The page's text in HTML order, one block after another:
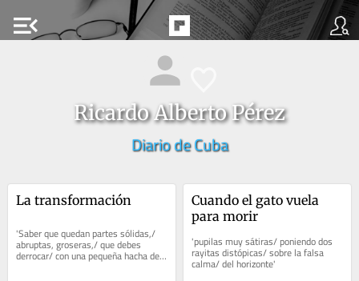
menu_open
Ricardo Alberto Pérez
Diario de Cuba
La transformación
'Saber que quedan partes sólidas,/
abruptas, groseras,/ que debes
derrocar/ con una pequeña hacha de
Cuando el gato vuela
para morir
'pupilas muy sátiras/ poniendo dos
rayitas distópicas/ sobre la falsa
calma/ del horizonte'